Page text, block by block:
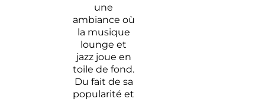
une
ambiance où
la musique
lounge et
jazz joue en
toile de fond.
Du fait de sa
popularité et